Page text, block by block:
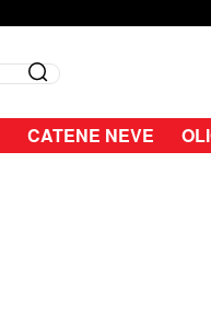
Search
CATENE NEVE